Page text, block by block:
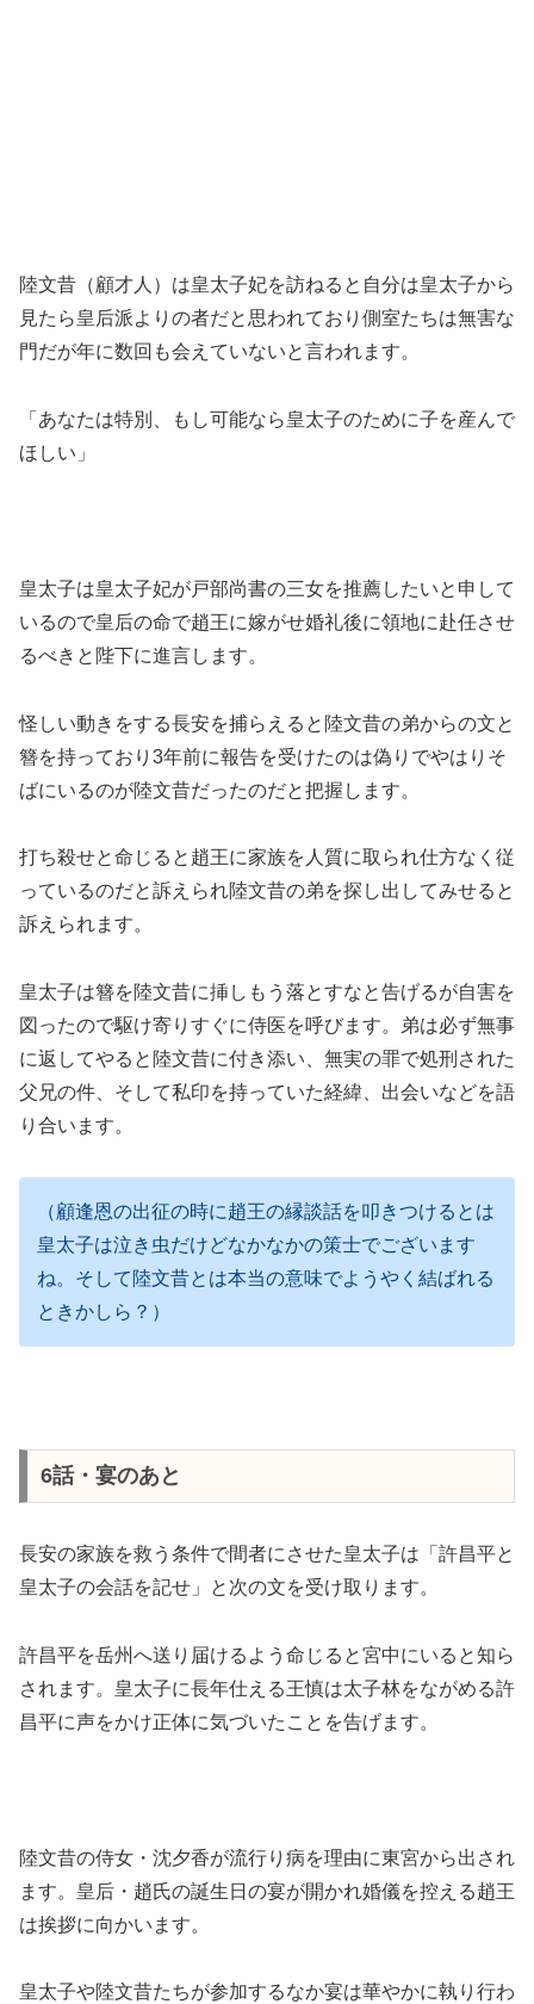
陸文昔（顧才人）は皇太子妃を訪ねると自分は皇太子から
見たら皇后派よりの者だと思われており側室たちは無害な
門だが年に数回も会えていないと言われます。
「あなたは特別、もし可能なら皇太子のために子を産んで
ほしい」
皇太子は皇太子妃が戸部尚書の三女を推薦したいと申して
いるので皇后の命で趙王に嫁がせ婚礼後に領地に赴任させ
るべきと陛下に進言します。
怪しい動きをする長安を捕らえると陸文昔の弟からの文と
簪を持っており3年前に報告を受けたのは偽りでやはりそ
ばにいるのが陸文昔だったのだと把握します。
打ち殺せと命じると趙王に家族を人質に取られ仕方なく従
っているのだと訴えられ陸文昔の弟を探し出してみせると
訴えられます。
皇太子は簪を陸文昔に挿しもう落とすなと告げるが自害を
図ったので駆け寄りすぐに侍医を呼びます。弟は必ず無事
に返してやると陸文昔に付き添い、無実の罪で処刑された
父兄の件、そして私印を持っていた経緯、出会いなどを語
り合います。
（顧逢恩の出征の時に趙王の縁談話を叩きつけるとは
皇太子は泣き虫だけどなかなかの策士でございます
ね。そして陸文昔とは本当の意味でようやく結ばれる
ときかしら？）
6話・宴のあと
長安の家族を救う条件で間者にさせた皇太子は「許昌平と
皇太子の会話を記せ」と次の文を受け取ります。
許昌平を岳州へ送り届けるよう命じると宮中にいると知ら
されます。皇太子に長年仕える王慎は太子林をながめる許
昌平に声をかけ正体に気づいたことを告げます。
陸文昔の侍女・沈夕香が流行り病を理由に東宮から出され
ます。皇后・趙氏の誕生日の宴が開かれ婚儀を控える趙王
は挨拶に向かいます。
皇太子や陸文昔たちが参加するなか宴は華やかに執り行わ